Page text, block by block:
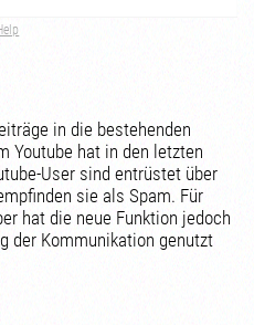
in die bestehenden
Youtube hat in den letzten
User sind entrüstet über
sie als Spam. Für
hat die neue Funktion jedoch
der Kommunikation genutzt